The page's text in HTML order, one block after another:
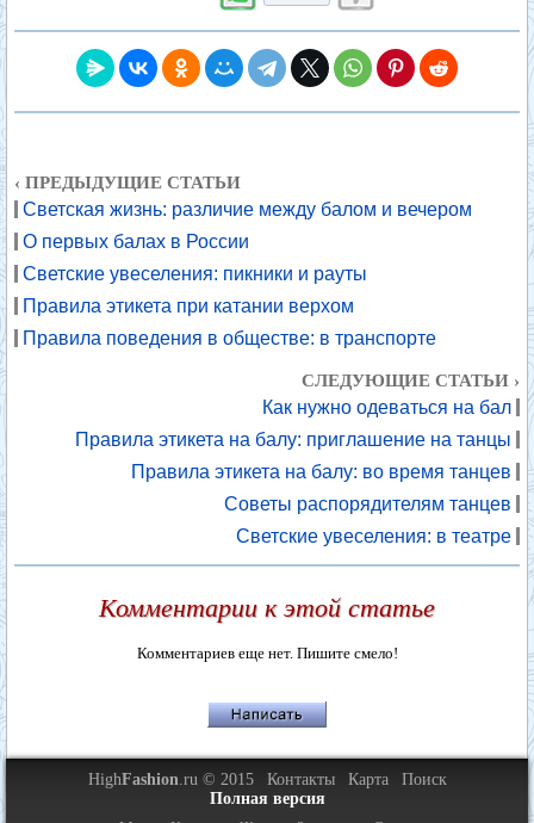
‹ ПРЕДЫДУЩИЕ СТАТЬИ
Светская жизнь: различие между балом и вечером
О первых балах в России
Светские увеселения: пикники и рауты
Правила этикета при катании верхом
Правила поведения в обществе: в транспорте
СЛЕДУЮЩИЕ СТАТЬИ ›
Как нужно одеваться на бал
Правила этикета на балу: приглашение на танцы
Правила этикета на балу: во время танцев
Советы распорядителям танцев
Светские увеселения: в театре
Комментарии к этой статье
Комментариев еще нет. Пишите смело!
HighFashion.ru © 2015 Контакты Карта
Поиск
Полная версия